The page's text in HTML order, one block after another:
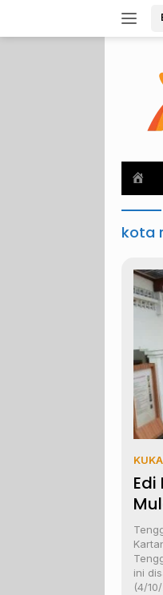
o
m
kota
ini
(4/